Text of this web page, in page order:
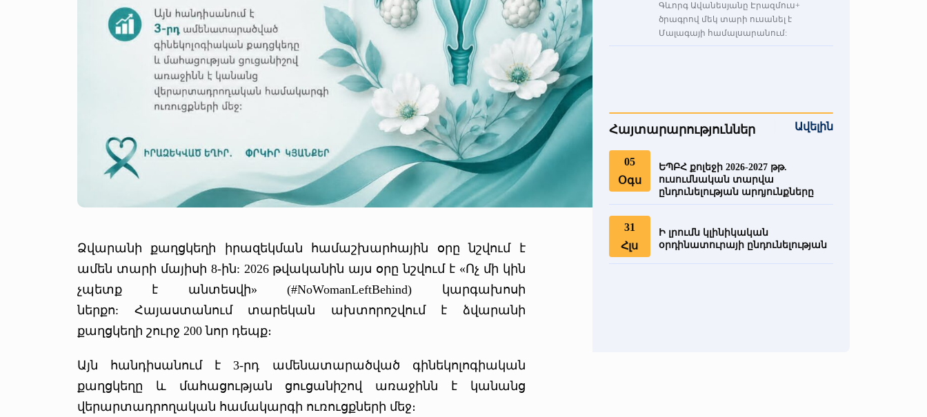
Ձվարանի քաղցկեղի իրազեկման համաշխարհային օրը նշվում է
ամեն տարի մայիսի 8-ին: 2026 թվականին այս օրը նշվում է «Ոչ մի կին
չպետք է անտեսվի» (#NoWomanLeftBehind) կարգախոսի
ներքո: Հայաստանում տարեկան ախտորոշվում է ձվարանի
քաղցկեղի շուրջ 200 նոր դեպք։
Այն հանդիսանում է 3-րդ ամենատարածված գինեկոլոգիական
քաղցկեղը և մահացության ցուցանիշով առաջինն է կանանց
վերարտադրողական համակարգի ուռուցքների մեջ։
Գևորգ Ավանեսյանը Էրազմուս+
ծրագրով մեկ տարի ուսանել է
Մալագայի համալսարանում:
Հայտարարություններ Ավելին
05
Օգս
ԵՊԲՀ քոլեջի 2026-2027 թթ.
ուսումնական տարվա
ընդունելության արդյունքները
31
Հլս
Ի լրումն կլինիկական
օրդինատուրայի ընդունելության